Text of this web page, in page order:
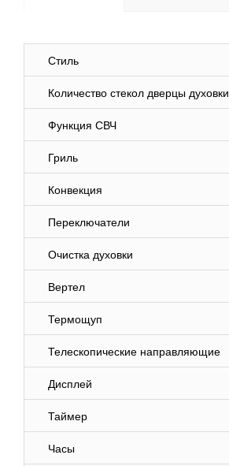
Стиль
Количество стекол дверцы духовки
Функция СВЧ
Гриль
Конвекция
Переключатели
Очистка духовки
Вертел
Термощуп
Телескопические направляющие
Дисплей
Таймер
Часы